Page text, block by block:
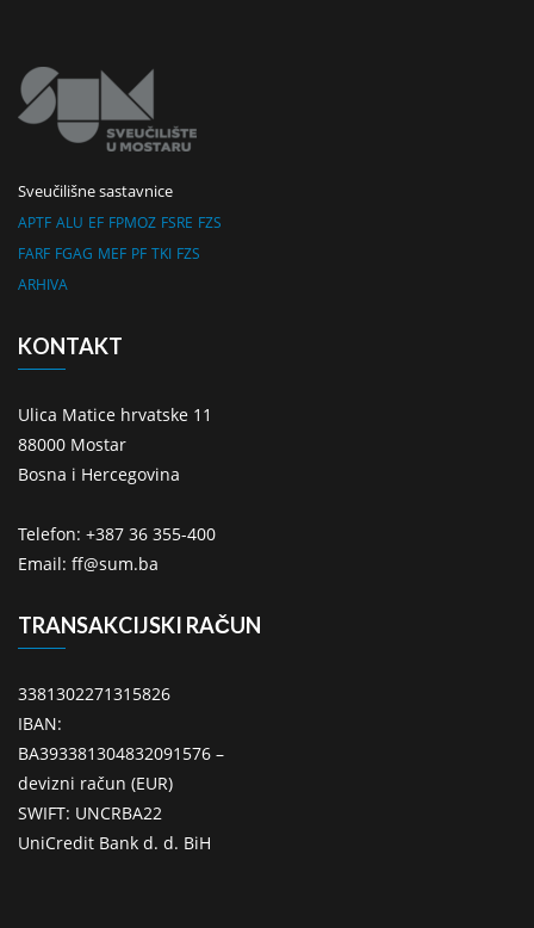
Sveučilišne sastavnice
APTF ALU EF FPMOZ FSRE FZS
FARF FGAG MEF PF TKI FZS
ARHIVA
KONTAKT
Ulica Matice hrvatske 11
88000 Mostar
Bosna i Hercegovina
Telefon: +387 36 355-400
Email: ff@sum.ba
TRANSAKCIJSKI RAČUN
3381302271315826
IBAN:
BA393381304832091576 –
devizni račun (EUR)
SWIFT: UNCRBA22
UniCredit Bank d. d. BiH